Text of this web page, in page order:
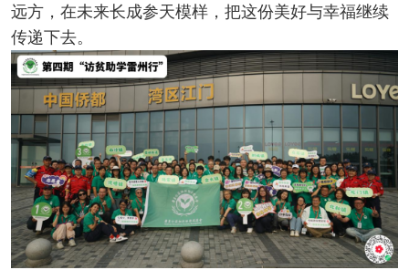
远方，在未来长成参天模样，把这份美好与幸福继续
传递下去。